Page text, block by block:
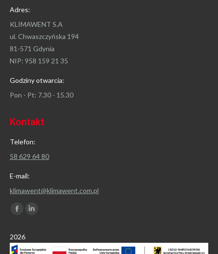
Adres:
KLIMAWENT S.A
ul. Chwaszczyńska 194
81-571 Gdynia
NIP: 958 159 21 35
Godziny otwarcia:
Pon - Pt: 7.30 - 15.30
Kontakt
Telefon:
58 629 64 80
E-mail:
klimawent@klimawent.com.pl
Znajdź nas na:
Facebook
opens
in
in
2026